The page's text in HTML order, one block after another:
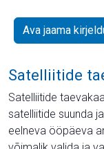
Ava jaama
Satelliitide
Satelliitide
satelliitide suunda
eelneva ööpäeva